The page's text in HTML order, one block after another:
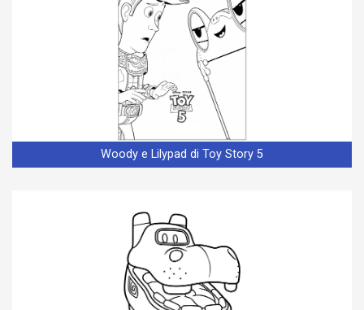
Woody e Lilypad di Toy Story 5